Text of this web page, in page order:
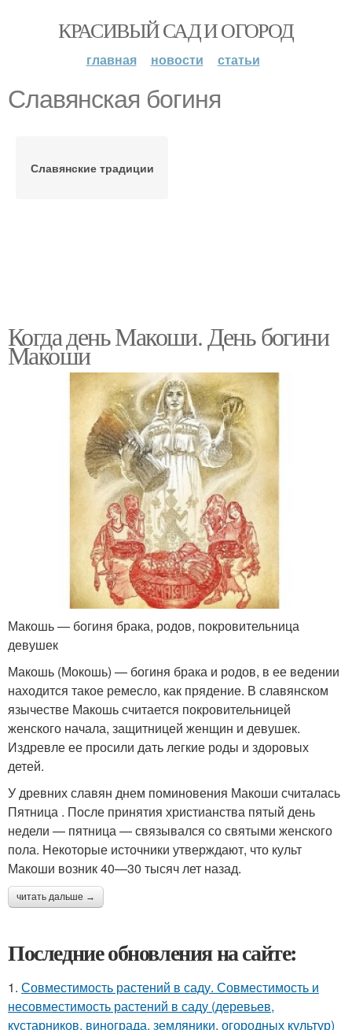
КРАСИВЫЙ САД И ОГОРОД
главная новости статьи
Славянская богиня
Славянские традиции
Когда день Макоши. День богини
Макоши
Макошь — богиня брака, родов, покровительница
девушек
Макошь (Мокошь) — богиня брака и родов, в ее ведении
находится такое ремесло, как прядение. В славянском
язычестве Макошь считается покровительницей
женского начала, защитницей женщин и девушек.
Издревле ее просили дать легкие роды и здоровых
детей.
У древних славян днем поминовения Макоши считалась
Пятница . После принятия христианства пятый день
недели — пятница — связывался со святыми женского
пола. Некоторые источники утверждают, что культ
Макоши возник 40—30 тысяч лет назад.
читать дальше →
Последние обновления на сайте:
1. Совместимость растений в саду. Совместимость и
несовместимость растений в саду (деревьев,
кустарников, винограда, земляники, огородных культур)